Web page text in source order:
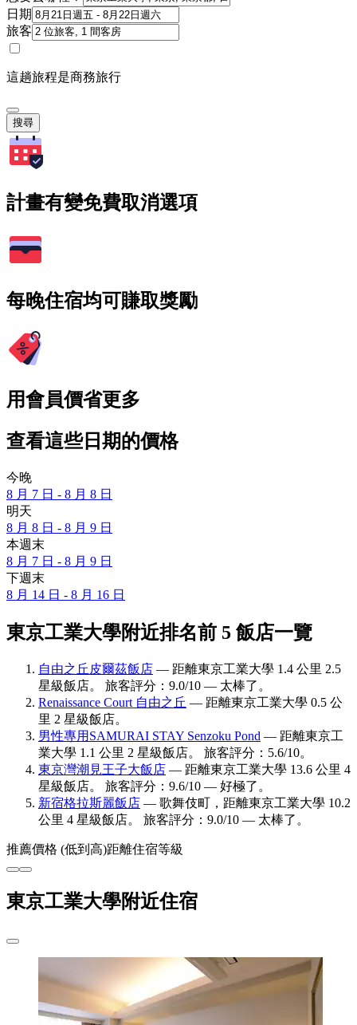
日期
旅客
這趟旅程是商務旅行
搜尋
計畫有變免費取消選項
每晚住宿均可賺取獎勵
用會員價省更多
查看這些日期的價格
今晚
8 月 7 日 - 8 月 8 日
明天
8 月 8 日 - 8 月 9 日
本週末
8 月 7 日 - 8 月 9 日
下週末
8 月 14 日 - 8 月 16 日
東京工業大學附近排名前 5 飯店一覽
自由之丘皮爾茲飯店 — 距離東京工業大學 1.4 公里 2.5
星級飯店。 旅客評分：9.0/10 — 太棒了。
Renaissance Court 自由之丘 — 距離東京工業大學 0.5 公
里 2 星級飯店。
男性專用SAMURAI STAY Senzoku Pond — 距離東京工
業大學 1.1 公里 2 星級飯店。 旅客評分：5.6/10。
東京灣潮見王子大飯店 — 距離東京工業大學 13.6 公里 4
星級飯店。 旅客評分：9.6/10 — 好極了。
新宿格拉斯麗飯店 — 歌舞伎町，距離東京工業大學 10.2
公里 4 星級飯店。 旅客評分：9.0/10 — 太棒了。
推薦價格 (低到高)距離住宿等級
東京工業大學附近住宿